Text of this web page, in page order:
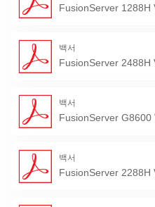
FusionServer 1288H
백서
FusionServer 2488H
백서
FusionServer G8600
백서
FusionServer 2288H